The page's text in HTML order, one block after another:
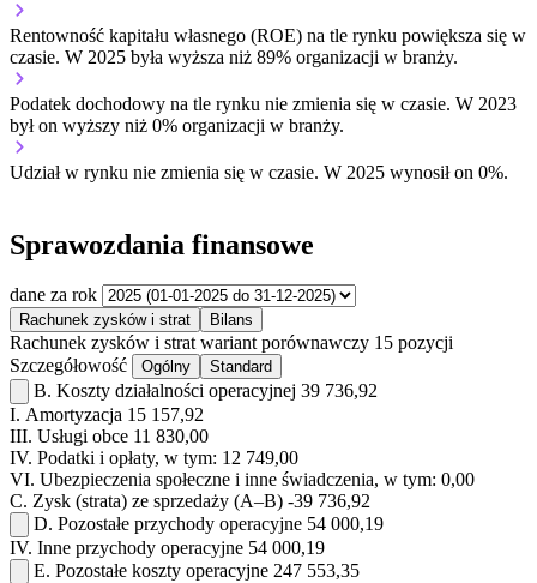
Rentowność kapitału własnego (ROE) na tle rynku powiększa się w
czasie. W 2025 była wyższa niż 89% organizacji w branży.
Podatek dochodowy na tle rynku nie zmienia się w czasie. W 2023
był on wyższy niż 0% organizacji w branży.
Udział w rynku nie zmienia się w czasie. W 2025 wynosił on 0%.
Sprawozdania finansowe
dane za rok
Rachunek zysków i strat Bilans
Rachunek zysków i strat wariant porównawczy 15 pozycji
Szczegółowość
Ogólny Standard
B. Koszty działalności operacyjnej 39 736,92
I. Amortyzacja 15 157,92
III. Usługi obce 11 830,00
IV. Podatki i opłaty, w tym: 12 749,00
VI. Ubezpieczenia społeczne i inne świadczenia, w tym: 0,00
C. Zysk (strata) ze sprzedaży (A–B) -39 736,92
D. Pozostałe przychody operacyjne 54 000,19
IV. Inne przychody operacyjne 54 000,19
E. Pozostałe koszty operacyjne 247 553,35